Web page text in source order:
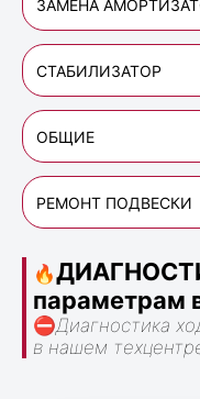
ЗАМЕНА
СТАБИЛИЗАТОР
ОБЩИЕ
РЕМОНТ ПОДВЕСКИ
🔥
параметрам
⛔Диагностика
в нашем